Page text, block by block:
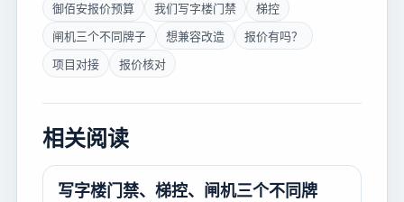
御佰安报价预算 我们写字楼门禁
梯控
闸机三个不同牌子
想兼容改造
报价有吗？
项目对接
报价核对
相关阅读
写字楼门禁、梯控、闸机三个不同牌